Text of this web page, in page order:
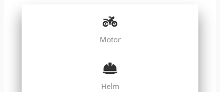
Motor
Helm